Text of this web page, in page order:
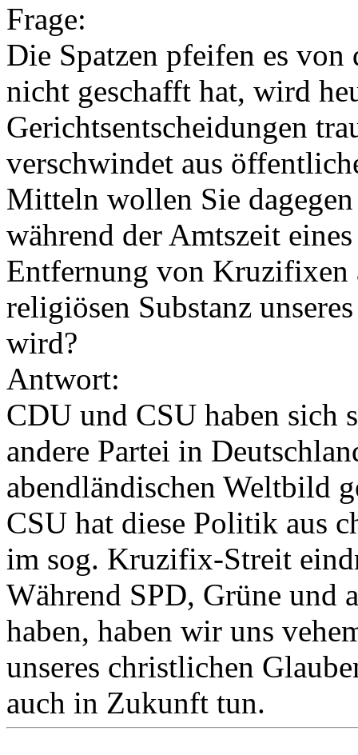
Frage:
Die Spatzen pfeifen es
nicht geschafft hat, wird
Gerichtsentscheidungen
verschwindet aus
Mitteln wollen Sie dagegen
während der Amtszeit
Entfernung von Kruzifixen
religiösen Substanz
wird?
Antwort:
CDU und CSU haben sich
andere Partei in
abendländischen Weltbild
CSU hat diese Politik aus
im sog. Kruzifix-Streit
Während SPD, Grüne und
haben, haben wir uns
unseres christlichen
auch in Zukunft tun.